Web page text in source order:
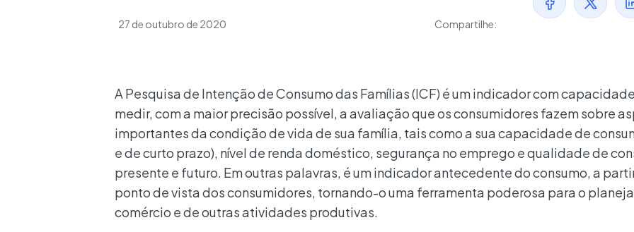
27 de outubro de 2020 Compartilhe:
A Pesquisa de Intenção de Consumo das Famílias (ICF) é um indicador com
medir, com a maior precisão possível, a avaliação que os consumidores fazem sobre
importantes da condição de vida de sua família, tais como a sua capacidade de
e de curto prazo), nível de renda doméstico, segurança no emprego e qualidade de
presente e futuro. Em outras palavras, é um indicador antecedente do consumo, a
ponto de vista dos consumidores, tornando-o uma ferramenta poderosa para o
comércio e de outras atividades produtivas.